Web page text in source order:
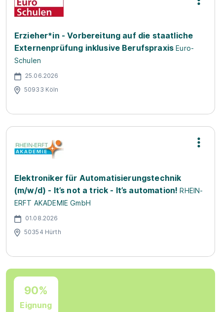
Erzieher*in - Vorbereitung auf die staatliche
Externenprüfung inklusive Berufspraxis Euro-
Schulen
25.06.2026
50933 Köln
Elektroniker für Automatisierungstechnik
(m/w/d) - It’s not a trick - It’s automation! RHEIN-
ERFT AKADEMIE GmbH
01.08.2026
50354 Hürth
90%
Eignung